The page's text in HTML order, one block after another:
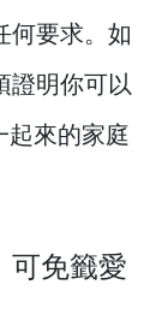
何要求。如
證明你可以
來的家庭
可免籤愛